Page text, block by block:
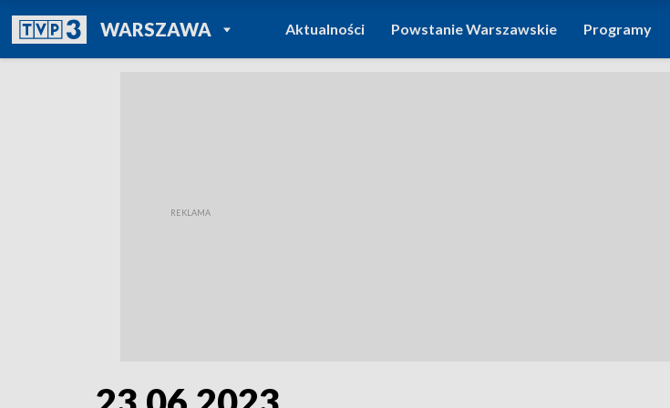
WARSZAWAPOWRÓT DO
TVP REGIONY
Aktualności Powstanie Warszawskie Programy